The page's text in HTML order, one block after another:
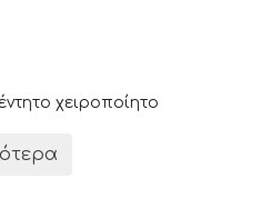
χειροποίητο